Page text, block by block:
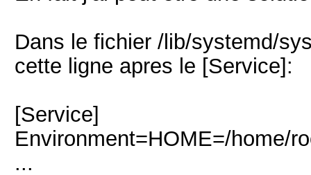
Dans le fichier /lib/systemd/
cette ligne apres le [Service]:
[Service]
Environment=HOME=/home/
...